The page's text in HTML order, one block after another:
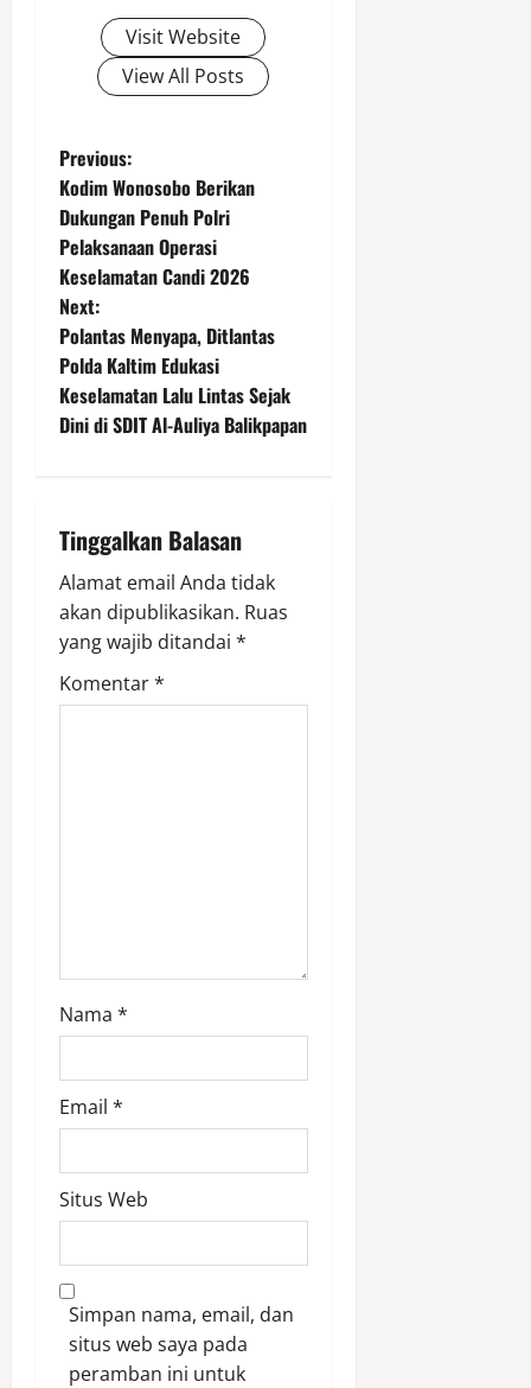
Visit Website
View All Posts
P
o
s
t
n
a
g
a
t
i
Previous:
Kodim Wonosobo Berikan
Dukungan Penuh Polri
Pelaksanaan Operasi
Keselamatan Candi 2026
Next:
Polantas Menyapa, Ditlantas
Polda Kaltim Edukasi
Keselamatan Lalu Lintas Sejak
Dini di SDIT Al-Auliya Balikpapan
Tinggalkan Balasan
Alamat email Anda tidak
akan dipublikasikan. Ruas
yang wajib ditandai *
Komentar*
Nama *
Email *
Situs Web
Simpan nama, email, dan
situs web saya pada
peramban ini untuk